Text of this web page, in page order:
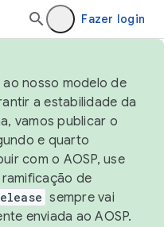
Fazer login
ao nosso modelo de
a estabilidade da
vamos publicar o
e quarto
com o AOSP, use
ramificação de
sempre vai
enviada ao AOSP.